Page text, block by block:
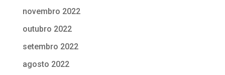
novembro 2022
outubro 2022
setembro 2022
agosto 2022